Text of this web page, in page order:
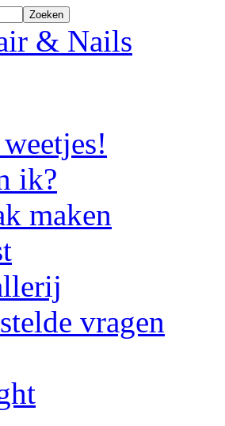
& Nails
ik?
maken
vragen